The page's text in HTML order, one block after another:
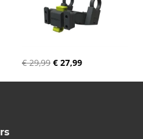
€ 29,99 € 27,99